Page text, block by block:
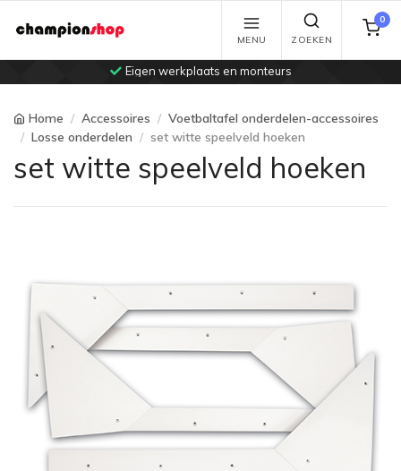
Eigen werkplaats en monteurs
MENU ZOEKEN
0
Home Accessoires
Voetbaltafel onderdelen-accessoires
Losse onderdelen
set witte speelveld hoeken
set witte speelveld hoeken